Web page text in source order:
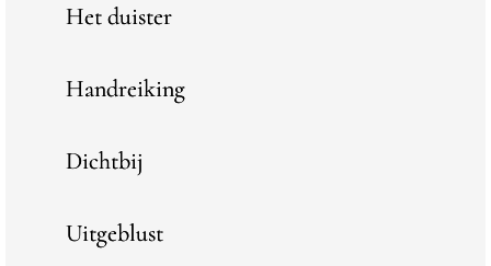
Het duister
Handreiking
Dichtbij
Uitgeblust